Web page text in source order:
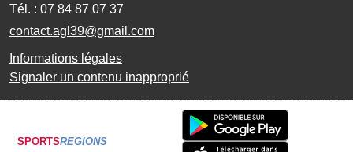
Tél. : 07 84 87 07 37
contact.agl39@gmail.com
Informations légales
Signaler un contenu inapproprié
SPORTSREGIONS